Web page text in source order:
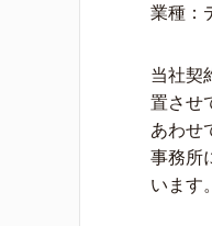
業種：
当社契
置させ
あわせ
事務所
います